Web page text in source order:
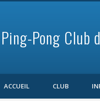
Ping-Pong Club
Facebook
ACCUEIL CLUB